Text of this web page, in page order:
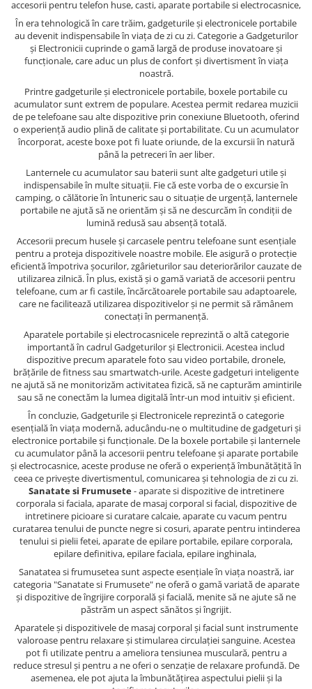
accesorii pentru telefon huse, casti, aparate portabile si electrocasnice,
În era tehnologică în care trăim, gadgeturile și electronicele portabile
au devenit indispensabile în viața de zi cu zi. Categorie a Gadgeturilor
și Electronicii cuprinde o gamă largă de produse inovatoare și
funcționale, care aduc un plus de confort și divertisment în viața
noastră.
Printre gadgeturile și electronicele portabile, boxele portabile cu
acumulator sunt extrem de populare. Acestea permit redarea muzicii
de pe telefoane sau alte dispozitive prin conexiune Bluetooth, oferind
o experiență audio plină de calitate și portabilitate. Cu un acumulator
încorporat, aceste boxe pot fi luate oriunde, de la excursii în natură
până la petreceri în aer liber.
Lanternele cu acumulator sau baterii sunt alte gadgeturi utile și
indispensabile în multe situații. Fie că este vorba de o excursie în
camping, o călătorie în întuneric sau o situație de urgență, lanternele
portabile ne ajută să ne orientăm și să ne descurcăm în condiții de
lumină redusă sau absență totală.
Accesorii precum husele și carcasele pentru telefoane sunt esențiale
pentru a proteja dispozitivele noastre mobile. Ele asigură o protecție
eficientă împotriva șocurilor, zgârieturilor sau deteriorărilor cauzate de
utilizarea zilnică. În plus, există și o gamă variată de accesorii pentru
telefoane, cum ar fi castile, încărcătoarele portabile sau adaptoarele,
care ne facilitează utilizarea dispozitivelor și ne permit să rămânem
conectați în permanență.
Aparatele portabile și electrocasnicele reprezintă o altă categorie
importantă în cadrul Gadgeturilor și Electronicii. Acestea includ
dispozitive precum aparatele foto sau video portabile, dronele,
brățările de fitness sau smartwatch-urile. Aceste gadgeturi inteligente
ne ajută să ne monitorizăm activitatea fizică, să ne capturăm amintirile
sau să ne conectăm la lumea digitală într-un mod intuitiv și eficient.
În concluzie, Gadgeturile și Electronicele reprezintă o categorie
esențială în viața modernă, aducându-ne o multitudine de gadgeturi și
electronice portabile și funcționale. De la boxele portabile și lanternele
cu acumulator până la accesorii pentru telefoane și aparate portabile
și electrocasnice, aceste produse ne oferă o experiență îmbunătățită în
ceea ce privește divertismentul, comunicarea și tehnologia de zi cu zi.
Sanatate si Frumusete- aparate si dispozitive de intretinere
corporala si faciala, aparate de masaj corporal si facial, dispozitive de
intretinere picioare si curatare calcaie, aparate cu vacum pentru
curatarea tenului de puncte negre si cosuri, aparate pentru intinderea
tenului si pielii fetei, aparate de epilare portabile, epilare corporala,
epilare definitiva, epilare faciala, epilare inghinala,
Sanatatea si frumusetea sunt aspecte esențiale în viața noastră, iar
categoria "Sanatate si Frumusete" ne oferă o gamă variată de aparate
și dispozitive de îngrijire corporală și facială, menite să ne ajute să ne
păstrăm un aspect sănătos și îngrijit.
Aparatele și dispozitivele de masaj corporal și facial sunt instrumente
valoroase pentru relaxare și stimularea circulației sanguine. Acestea
pot fi utilizate pentru a ameliora tensiunea musculară, pentru a
reduce stresul și pentru a ne oferi o senzație de relaxare profundă. De
asemenea, ele pot ajuta la îmbunătățirea aspectului pielii și la